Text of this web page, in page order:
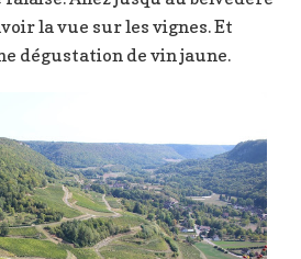
la vue sur les vignes. Et
dégustation de vin jaune.